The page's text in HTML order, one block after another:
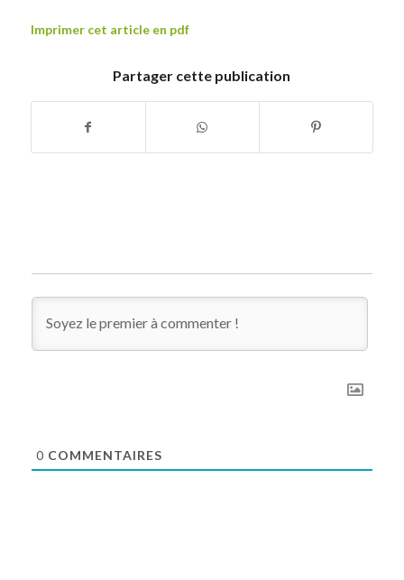
Imprimer cet article en pdf
Partager cette publication
0 COMMENTAIRES